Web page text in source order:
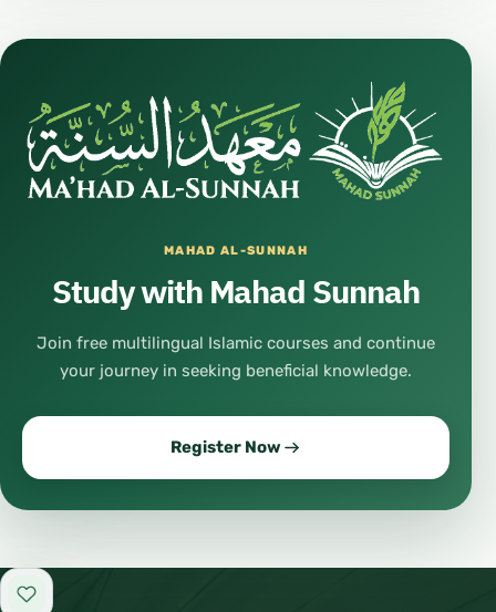
MAHAD AL-SUNNAH
Study with Mahad Sunnah
Join free multilingual Islamic courses and continue
your journey in seeking beneficial knowledge.
Register Now
Add to favorites